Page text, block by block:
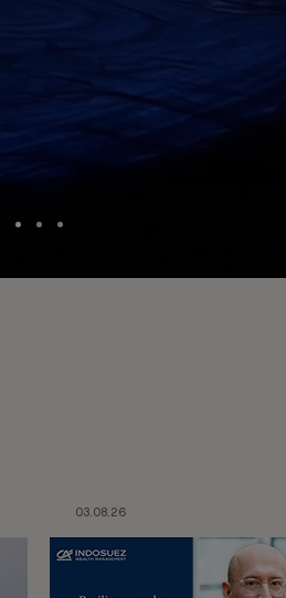
03.08.26